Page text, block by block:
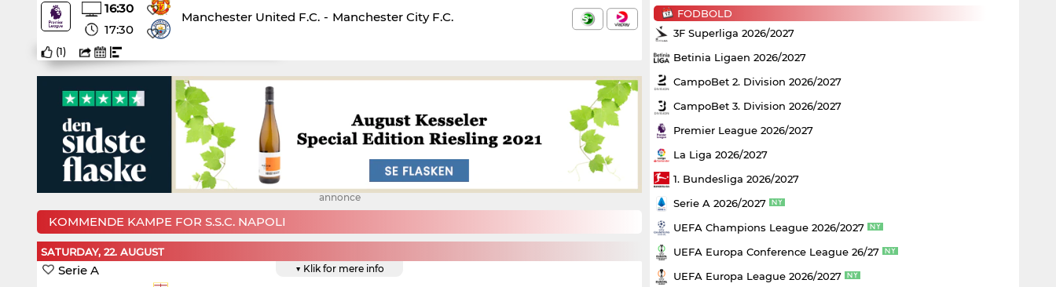
16:30
17:30
Manchester United F.C. - Manchester City F.C.
(1)
annonce
KOMMENDE KAMPE FOR S.S.C. NAPOLI
SATURDAY, 22. AUGUST
▼ Klik for mere info
Serie A
FODBOLD
3F Superliga 2026/2027
Betinia Ligaen 2026/2027
CampoBet 2. Division 2026/2027
CampoBet 3. Division 2026/2027
Premier League 2026/2027
La Liga 2026/2027
1. Bundesliga 2026/2027
Serie A 2026/2027
UEFA Champions League 2026/2027
UEFA Europa Conference League 26/27
UEFA Europa League 2026/2027